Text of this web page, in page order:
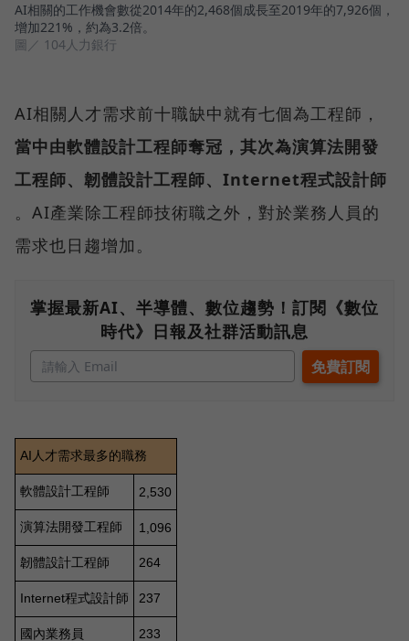
AI相關的工作機會數從2014年的2,468個成長至2019年的7,926個，
增加221%，約為3.2倍。
圖／ 104人力銀行
AI相關人才需求前十職缺中就有七個為工程師，
當中由軟體設計工程師奪冠，其次為演算法開發
工程師、韌體設計工程師、Internet程式設計師
。AI產業除工程師技術職之外，對於業務人員的
需求也日趨增加。
掌握最新AI、半導體、數位趨勢！訂閱《數位
時代》日報及社群活動訊息